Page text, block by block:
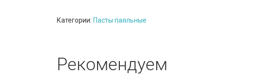
Категории: Пасты паяльные
Рекомендуем